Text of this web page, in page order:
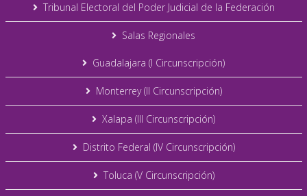
Tribunal Electoral del Poder Judicial de la Federación
Salas Regionales
Guadalajara (I Circunscripción)
Monterrey (II Circunscripción)
Xalapa (III Circunscripción)
Distrito Federal (IV Circunscripción)
Toluca (V Circunscripción)